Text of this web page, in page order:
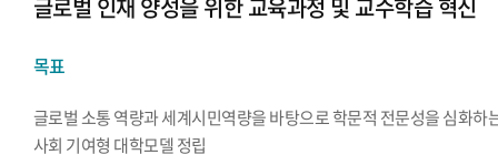
글로벌 인재 양성을 위한 교육과정 및 교수학습 혁신
목표
글로벌 소통 역량과 세계시민역량을 바탕으로 학문적 전문성을 심화하
사회 기여형 대학모델 정립